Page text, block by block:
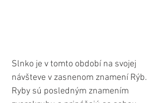
Slnko je v tomto období na svojej
návšteve v zasnenom znamení Rýb.
Ryby sú posledným znamením